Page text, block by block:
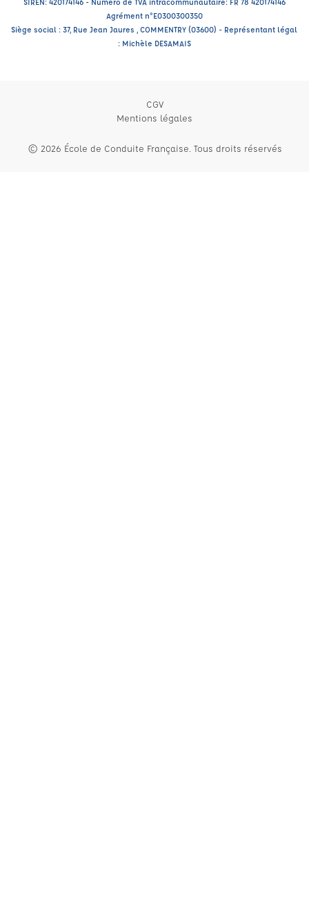
Agrément n°E0300300350
Siège social : 37, Rue Jean Jaures , COMMENTRY (03600) - Représentant légal
: Michèle DESAMAIS
CGV
Mentions légales
© 2026 École de Conduite Française. Tous droits réservés